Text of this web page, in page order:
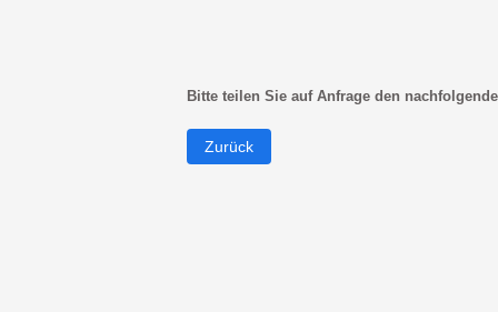
Bitte teilen Sie auf Anfrage den
Zurück